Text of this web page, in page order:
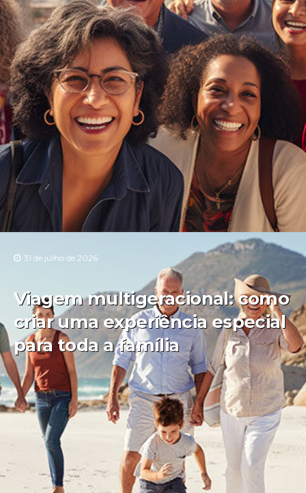
31 de julho de 2026
Viagem multigeracional: como
criar uma experiência especial
para toda a família